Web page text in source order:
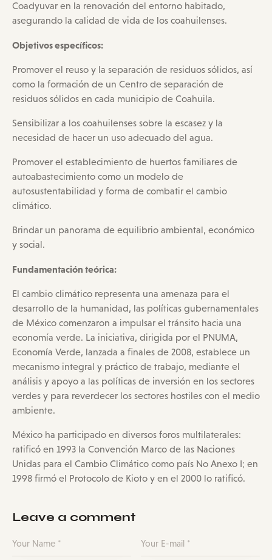
Coadyuvar en la renovación del entorno habitado,
asegurando la calidad de vida de los coahuilenses.
Objetivos específicos:
Promover el reuso y la separación de residuos sólidos, así
como la formación de un Centro de separación de
residuos sólidos en cada municipio de Coahuila.
Sensibilizar a los coahuilenses sobre la escasez y la
necesidad de hacer un uso adecuado del agua.
Promover el establecimiento de huertos familiares de
autoabastecimiento como un modelo de
autosustentabilidad y forma de combatir el cambio
climático.
Brindar un panorama de equilibrio ambiental, económico
y social.
Fundamentación teórica:
El cambio climático representa una amenaza para el
desarrollo de la humanidad, las políticas gubernamentales
de México comenzaron a impulsar el tránsito hacia una
economía verde. La iniciativa, dirigida por el PNUMA,
Economía Verde, lanzada a finales de 2008, establece un
mecanismo integral y práctico de trabajo, mediante el
análisis y apoyo a las políticas de inversión en los sectores
verdes y para reverdecer los sectores hostiles con el medio
ambiente.
México ha participado en diversos foros multilaterales:
ratificó en 1993 la Convención Marco de las Naciones
Unidas para el Cambio Climático como país No Anexo I; en
1998 firmó el Protocolo de Kioto y en el 2000 lo ratificó.
Leave a comment